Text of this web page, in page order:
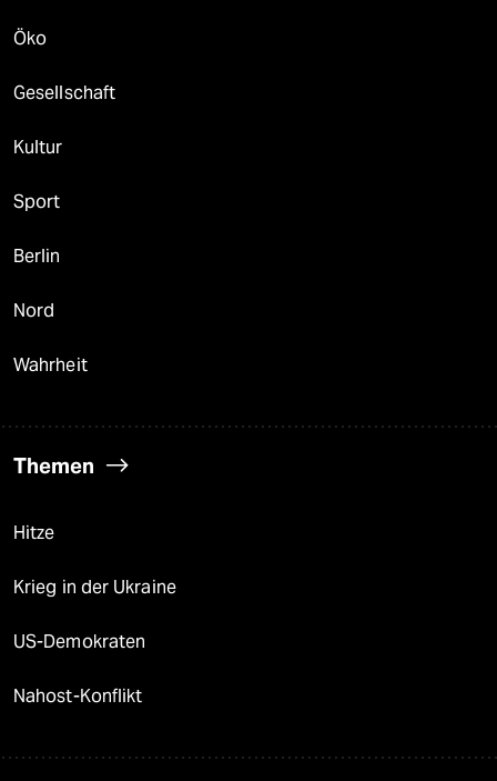
Öko
Gesellschaft
Kultur
Sport
Berlin
Nord
Wahrheit
Themen
Hitze
Krieg in der Ukraine
US-Demokraten
Nahost-Konflikt